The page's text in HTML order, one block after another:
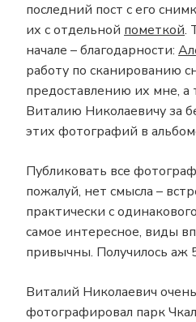
последний пост с его
их с отдельной пометкой.
начале – благодарности:
работу по сканированию
предоставлению их мне, а
Виталию Николаевичу за
этих фотографий в
Публиковать все
пожалуй, нет смысла –
практически с
самое интересное, виды
привычны. Получилось аж
Виталий Николаевич
фотографировал парк